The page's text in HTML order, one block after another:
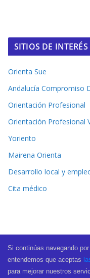
SITIOS DE INTERÉS
Orienta Sue
Andalucía Compromiso
Orientación Profesional
Orientación Profesional
Yoriento
Mairena Orienta
Desarrollo local y
Cita médico
Copyright © 2026 El
Theme:
ColorMag Pro
Si continúas navegando
entendemos que aceptas
para mejorar nuestros